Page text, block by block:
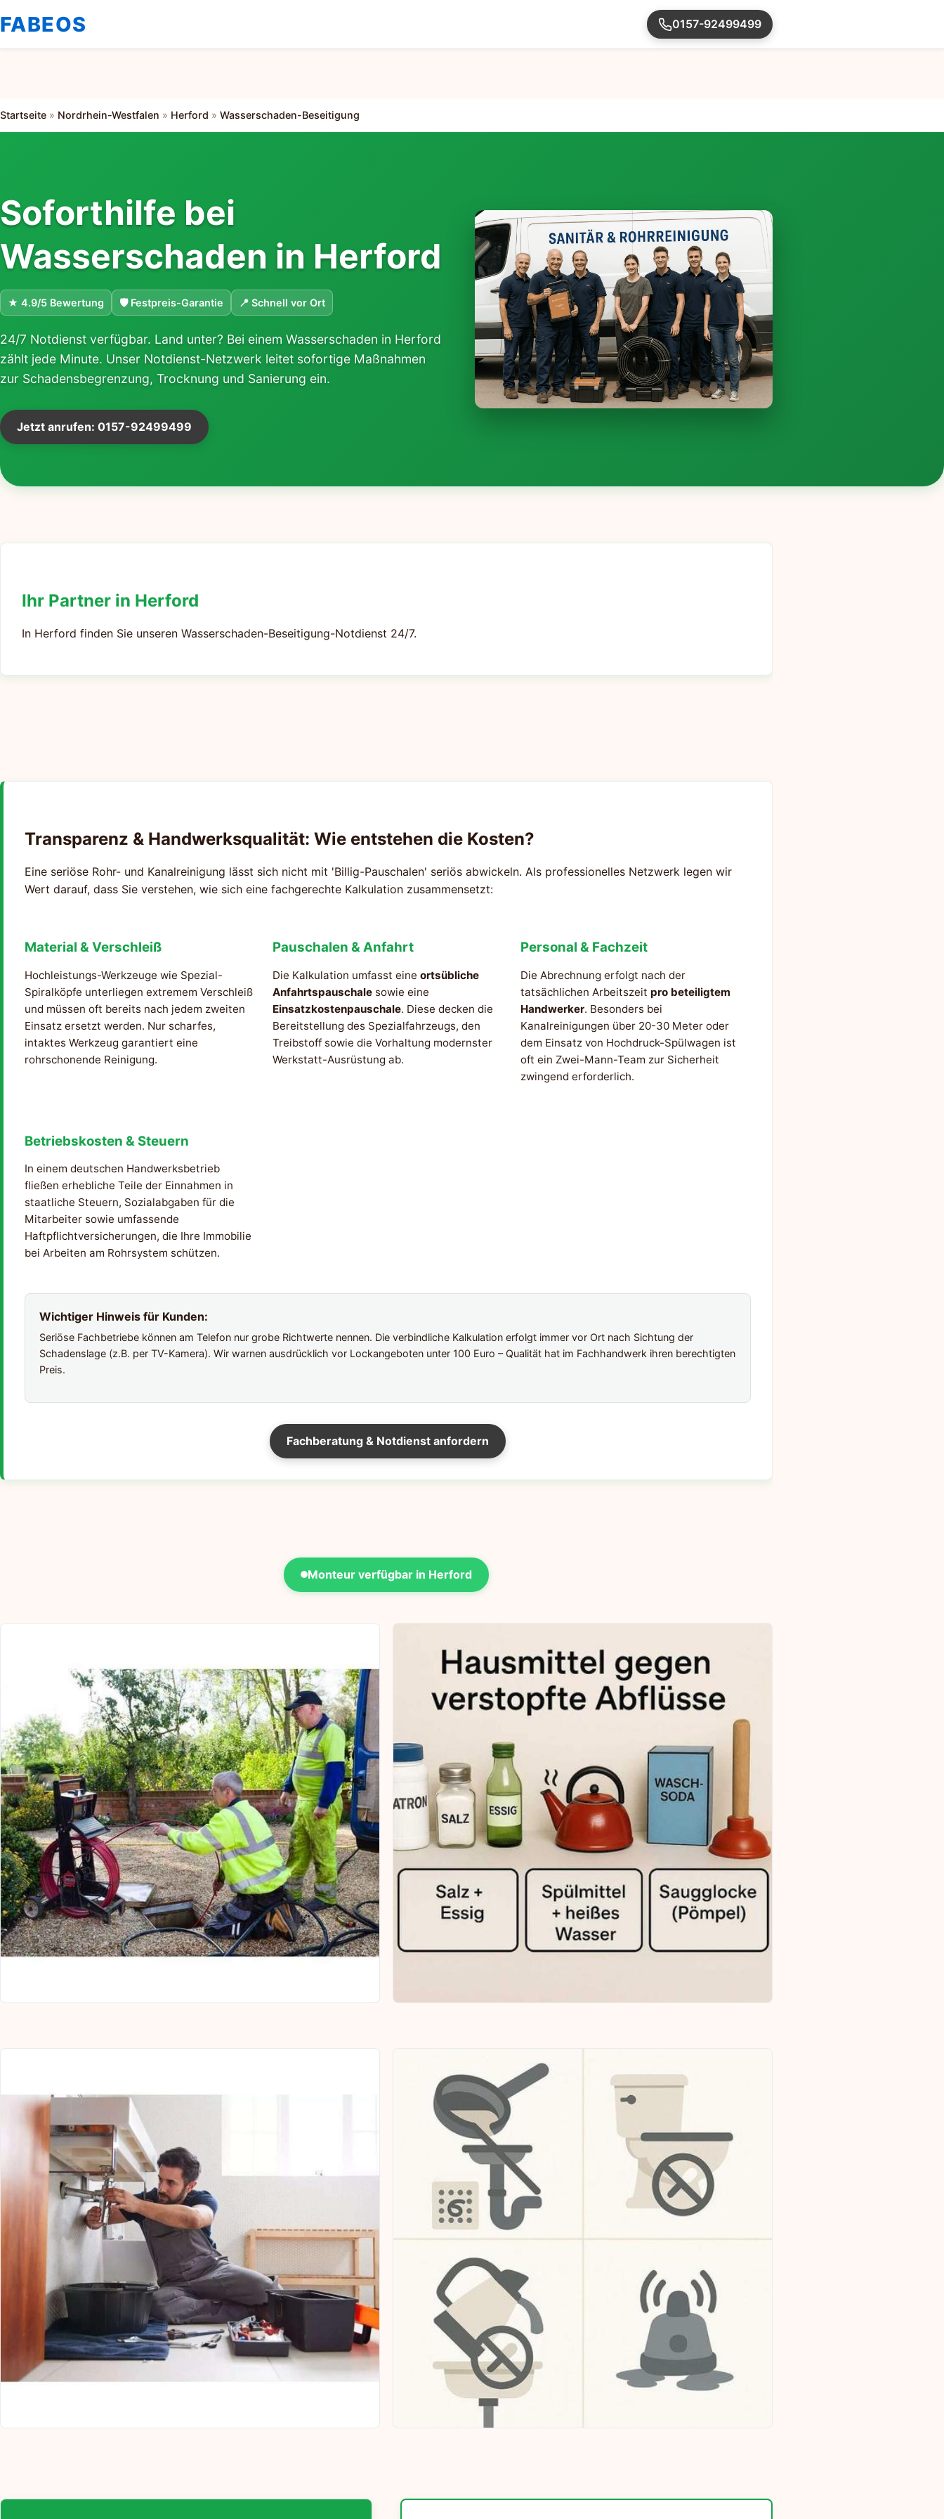
FABEOS 0157-92499499
Startseite » Nordrhein-Westfalen » Herford » Wasserschaden-Beseitigung
Soforthilfe bei
Wasserschaden in Herford
★ 4.9/5 Bewertung 🛡 Festpreis-Garantie 📍 Schnell vor Ort
24/7 Notdienst verfügbar. Land unter? Bei einem Wasserschaden in Herford
zählt jede Minute. Unser Notdienst-Netzwerk leitet sofortige Maßnahmen
zur Schadensbegrenzung, Trocknung und Sanierung ein.
Jetzt anrufen: 0157-92499499
Ihr Partner in Herford
In Herford finden Sie unseren Wasserschaden-Beseitigung-Notdienst 24/7.
Transparenz & Handwerksqualität: Wie entstehen die Kosten?
Eine seriöse Rohr- und Kanalreinigung lässt sich nicht mit 'Billig-Pauschalen' seriös abwickeln. Als professionelles Netzwerk legen wir
Wert darauf, dass Sie verstehen, wie sich eine fachgerechte Kalkulation zusammensetzt:
Material & Verschleiß
Hochleistungs-Werkzeuge wie Spezial-
Spiralköpfe unterliegen extremem Verschleiß
und müssen oft bereits nach jedem zweiten
Einsatz ersetzt werden. Nur scharfes,
intaktes Werkzeug garantiert eine
rohrschonende Reinigung.
Pauschalen & Anfahrt
Die Kalkulation umfasst eine ortsübliche
Anfahrtspauschale sowie eine
Einsatzkostenpauschale. Diese decken die
Bereitstellung des Spezialfahrzeugs, den
Treibstoff sowie die Vorhaltung modernster
Werkstatt-Ausrüstung ab.
Personal & Fachzeit
Die Abrechnung erfolgt nach der
tatsächlichen Arbeitszeit pro beteiligtem
Handwerker. Besonders bei
Kanalreinigungen über 20-30 Meter oder
dem Einsatz von Hochdruck-Spülwagen ist
oft ein Zwei-Mann-Team zur Sicherheit
zwingend erforderlich.
Betriebskosten & Steuern
In einem deutschen Handwerksbetrieb
fließen erhebliche Teile der Einnahmen in
staatliche Steuern, Sozialabgaben für die
Mitarbeiter sowie umfassende
Haftpflichtversicherungen, die Ihre Immobilie
bei Arbeiten am Rohrsystem schützen.
Wichtiger Hinweis für Kunden:
Seriöse Fachbetriebe können am Telefon nur grobe Richtwerte nennen. Die verbindliche Kalkulation erfolgt immer vor Ort nach Sichtung der
Schadenslage (z.B. per TV-Kamera). Wir warnen ausdrücklich vor Lockangeboten unter 100 Euro – Qualität hat im Fachhandwerk ihren berechtigten
Preis.
Fachberatung & Notdienst anfordern
Monteur verfügbar in Herford